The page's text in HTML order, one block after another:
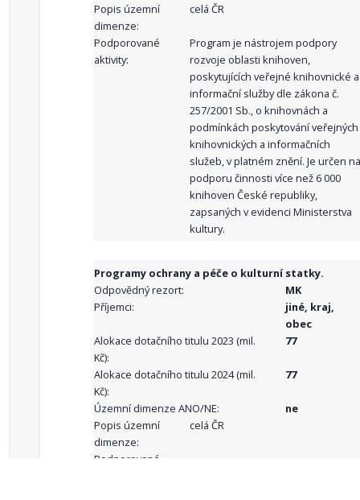
Popis územní
dimenze:
celá ČR
Podporované
aktivity:
Program je nástrojem podpory
rozvoje oblasti knihoven,
poskytujících veřejné knihovnické a
informační služby dle zákona č.
257/2001 Sb., o knihovnách a
podmínkách poskytování veřejných
knihovnických a informačních
služeb, v platném znění. Je určen na
podporu činnosti více než 6 000
knihoven České republiky,
zapsaných v evidenci Ministerstva
kultury.
Programy ochrany a péče o kulturní statky.
Odpovědný rezort:
MK
Příjemci:
jiné, kraj,
obec
Alokace dotačního titulu 2023 (mil.
Kč):
77
Alokace dotačního titulu 2024 (mil.
Kč):
77
Územní dimenze ANO/NE:
ne
Popis územní
dimenze:
celá ČR
Podporované